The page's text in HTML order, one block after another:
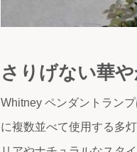
さりげない華
Whitney ペンダントラン
に複数並べて使用する多